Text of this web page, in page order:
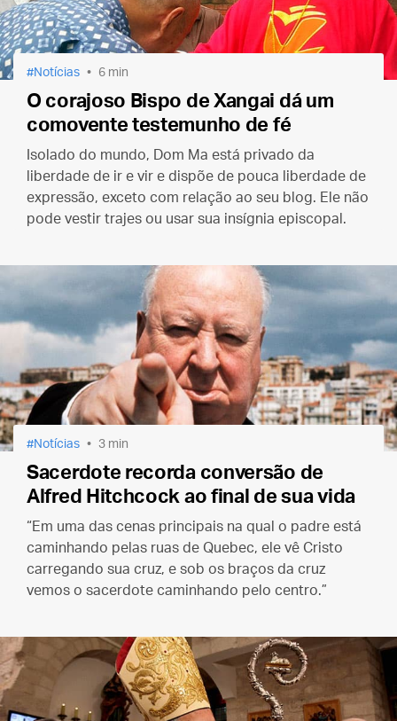
Notícias 6 min
O corajoso Bispo de Xangai dá um
comovente testemunho de fé
Isolado do mundo, Dom Ma está privado da
liberdade de ir e vir e dispõe de pouca liberdade de
expressão, exceto com relação ao seu blog. Ele não
pode vestir trajes ou usar sua insígnia episcopal.
Notícias 3 min
Sacerdote recorda conversão de
Alfred Hitchcock ao final de sua vida
“Em uma das cenas principais na qual o padre está
caminhando pelas ruas de Quebec, ele vê Cristo
carregando sua cruz, e sob os braços da cruz
vemos o sacerdote caminhando pelo centro.”